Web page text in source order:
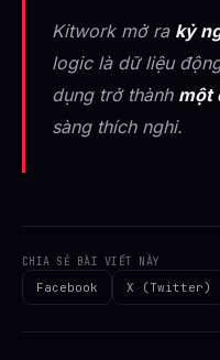
Kitwork mở ra kỷ
logic là dữ liệu
dụng trở thành một
sàng thích nghi.
CHIA SẺ BÀI VIẾT NÀY
Facebook X (Twitter)